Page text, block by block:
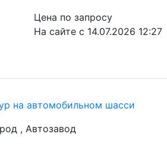
Цена по запросу
На сайте с 14.07.2026 12:27
на автомобильном шасси
, Автозавод